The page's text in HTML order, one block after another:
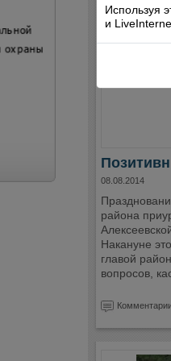
08.08.2014
района
Накануне
главой
вопросов,
Используя
и